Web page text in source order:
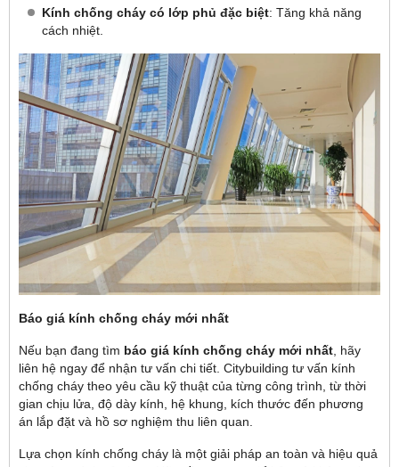
Kính chống cháy có lớp phủ đặc biệt: Tăng khả năng
cách nhiệt.
Báo giá kính chống cháy mới nhất
Nếu bạn đang tìm báo giá kính chống cháy mới nhất , hãy
liên hệ ngay để nhận tư vấn chi tiết. Citybuilding tư vấn kính
chống cháy theo yêu cầu kỹ thuật của từng công trình, từ thời
gian chịu lửa, độ dày kính, hệ khung, kích thước đến phương
án lắp đặt và hồ sơ nghiệm thu liên quan.
Lựa chọn kính chống cháy là một giải pháp an toàn và hiệu quả